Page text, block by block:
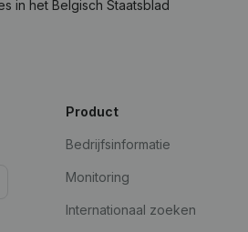
in het Belgisch Staatsblad
Product
Bedrijfsinformatie
Monitoring
Internationaal zoeken